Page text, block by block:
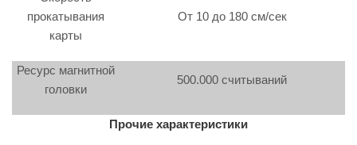
прокатывания
карты
От 10 до 180 см/сек
Ресурс магнитной
головки
500.000 считываний
Прочие характеристики